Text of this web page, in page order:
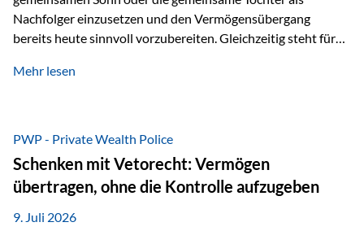
Nachfolger einzusetzen und den Vermögensübergang
bereits heute sinnvoll vorzubereiten. Gleichzeitig steht für
passiert, wenn einer der beiden verstirbt? Der überlebende
Vermögen verfügen können. Genau für diese
Ausgangssituation bietet die Private Wealth Police der
Vienna-Life eine durchdachte Gestaltungsmöglichkeit. Die
Ausgangssituation Stellen Sie sich folgendes Beispiel vor:
Ein…
Mehr lesen
PWP - Private Wealth Police
Schenken mit Vetorecht: Vermögen
übertragen, ohne die Kontrolle aufzugeben
9. Juli 2026